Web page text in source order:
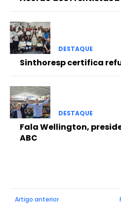
DESTAQUE
Sinthoresp certifica
DESTAQUE
Fala Wellington,
ABC
Artigo anterior